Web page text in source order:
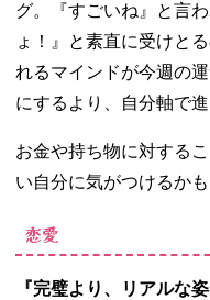
グ。『すごいね』と言
ょ！』と素直に受けと
れるマインドが今週の
にするより、自分軸で
お金や持ち物に対する
い自分に気がつけるかも
恋愛
『完璧より、リアルな